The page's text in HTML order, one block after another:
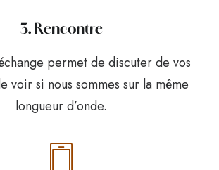
3. Rencontre
permet de discuter de vos
voir si nous sommes sur la même
longueur d’onde.